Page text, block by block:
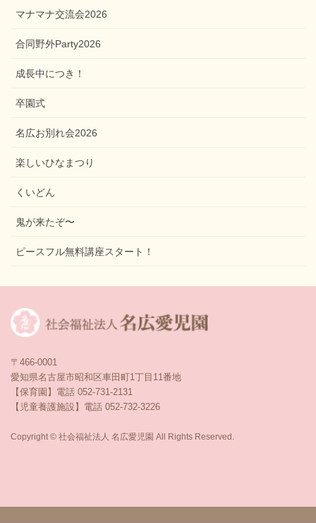
マナマナ交流会2026
合同野外Party2026
成長中につき！
卒園式
名広お別れ会2026
楽しいひなまつり
くいどん
鬼が来たぞ〜
ピースフル無料講座スタート！
〒466-0001
愛知県名古屋市昭和区車田町1丁目11番地
【保育園】電話 052-731-2131
【児童養護施設】電話 052-732-3226
Copyright © 社会福祉法人 名広愛児園 All Rights Reserved.